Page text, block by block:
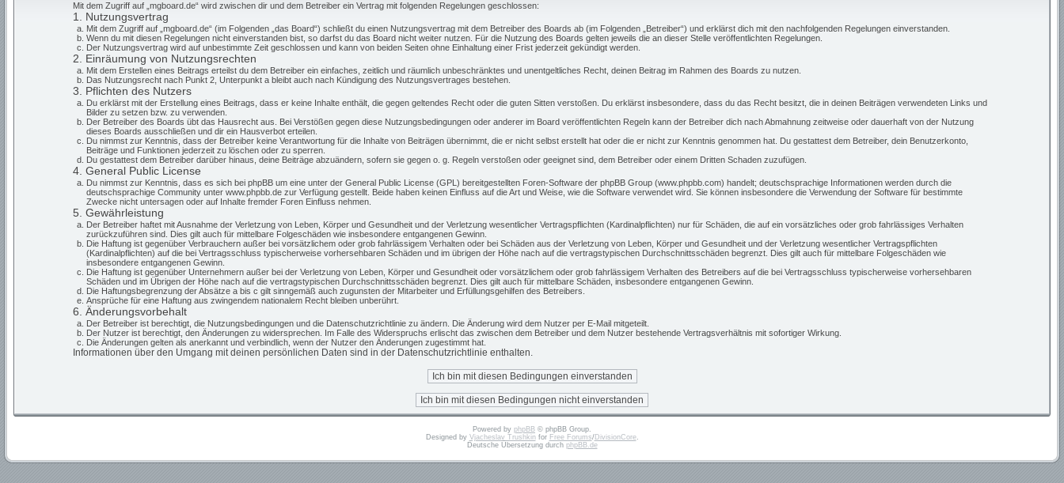
Mit dem Zugriff auf „mgboard.de“ wird zwischen dir und dem Betreiber ein Vertrag mit folgenden Regelungen geschlossen:
1. Nutzungsvertrag
Mit dem Zugriff auf „mgboard.de“ (im Folgenden „das Board“) schließt du einen Nutzungsvertrag mit dem Betreiber des Boards ab (im Folgenden „Betreiber“) und erklärst dich mit den nachfolgenden Regelungen einverstanden.
Wenn du mit diesen Regelungen nicht einverstanden bist, so darfst du das Board nicht weiter nutzen. Für die Nutzung des Boards gelten jeweils die an dieser Stelle veröffentlichten Regelungen.
Der Nutzungsvertrag wird auf unbestimmte Zeit geschlossen und kann von beiden Seiten ohne Einhaltung einer Frist jederzeit gekündigt werden.
2. Einräumung von Nutzungsrechten
Mit dem Erstellen eines Beitrags erteilst du dem Betreiber ein einfaches, zeitlich und räumlich unbeschränktes und unentgeltliches Recht, deinen Beitrag im Rahmen des Boards zu nutzen.
Das Nutzungsrecht nach Punkt 2, Unterpunkt a bleibt auch nach Kündigung des Nutzungsvertrages bestehen.
3. Pflichten des Nutzers
Du erklärst mit der Erstellung eines Beitrags, dass er keine Inhalte enthält, die gegen geltendes Recht oder die guten Sitten verstoßen. Du erklärst insbesondere, dass du das Recht besitzt, die in deinen Beiträgen verwendeten Links und
Bilder zu setzen bzw. zu verwenden.
Der Betreiber des Boards übt das Hausrecht aus. Bei Verstößen gegen diese Nutzungsbedingungen oder anderer im Board veröffentlichten Regeln kann der Betreiber dich nach Abmahnung zeitweise oder dauerhaft von der Nutzung
dieses Boards ausschließen und dir ein Hausverbot erteilen.
Du nimmst zur Kenntnis, dass der Betreiber keine Verantwortung für die Inhalte von Beiträgen übernimmt, die er nicht selbst erstellt hat oder die er nicht zur Kenntnis genommen hat. Du gestattest dem Betreiber, dein Benutzerkonto,
Beiträge und Funktionen jederzeit zu löschen oder zu sperren.
Du gestattest dem Betreiber darüber hinaus, deine Beiträge abzuändern, sofern sie gegen o. g. Regeln verstoßen oder geeignet sind, dem Betreiber oder einem Dritten Schaden zuzufügen.
4. General Public License
Du nimmst zur Kenntnis, dass es sich bei phpBB um eine unter der General Public License (GPL) bereitgestellten Foren-Software der phpBB Group (www.phpbb.com) handelt; deutschsprachige Informationen werden durch die
deutschsprachige Community unter www.phpbb.de zur Verfügung gestellt. Beide haben keinen Einfluss auf die Art und Weise, wie die Software verwendet wird. Sie können insbesondere die Verwendung der Software für bestimmte
Zwecke nicht untersagen oder auf Inhalte fremder Foren Einfluss nehmen.
5. Gewährleistung
Der Betreiber haftet mit Ausnahme der Verletzung von Leben, Körper und Gesundheit und der Verletzung wesentlicher Vertragspflichten (Kardinalpflichten) nur für Schäden, die auf ein vorsätzliches oder grob fahrlässiges Verhalten
zurückzuführen sind. Dies gilt auch für mittelbare Folgeschäden wie insbesondere entgangenen Gewinn.
Die Haftung ist gegenüber Verbrauchern außer bei vorsätzlichem oder grob fahrlässigem Verhalten oder bei Schäden aus der Verletzung von Leben, Körper und Gesundheit und der Verletzung wesentlicher Vertragspflichten
(Kardinalpflichten) auf die bei Vertragsschluss typischerweise vorhersehbaren Schäden und im übrigen der Höhe nach auf die vertragstypischen Durchschnittsschäden begrenzt. Dies gilt auch für mittelbare Folgeschäden wie
insbesondere entgangenen Gewinn.
Die Haftung ist gegenüber Unternehmern außer bei der Verletzung von Leben, Körper und Gesundheit oder vorsätzlichem oder grob fahrlässigem Verhalten des Betreibers auf die bei Vertragsschluss typischerweise vorhersehbaren
Schäden und im Übrigen der Höhe nach auf die vertragstypischen Durchschnittsschäden begrenzt. Dies gilt auch für mittelbare Schäden, insbesondere entgangenen Gewinn.
Die Haftungsbegrenzung der Absätze a bis c gilt sinngemäß auch zugunsten der Mitarbeiter und Erfüllungsgehilfen des Betreibers.
Ansprüche für eine Haftung aus zwingendem nationalem Recht bleiben unberührt.
6. Änderungsvorbehalt
Der Betreiber ist berechtigt, die Nutzungsbedingungen und die Datenschutzrichtlinie zu ändern. Die Änderung wird dem Nutzer per E-Mail mitgeteilt.
Der Nutzer ist berechtigt, den Änderungen zu widersprechen. Im Falle des Widerspruchs erlischt das zwischen dem Betreiber und dem Nutzer bestehende Vertragsverhältnis mit sofortiger Wirkung.
Die Änderungen gelten als anerkannt und verbindlich, wenn der Nutzer den Änderungen zugestimmt hat.
Informationen über den Umgang mit deinen persönlichen Daten sind in der Datenschutzrichtlinie enthalten.
Powered by phpBB © phpBB Group.
Designed by Vjacheslav Trushkinfor Free Forums/DivisionCore.
Deutsche Übersetzung durch phpBB.de